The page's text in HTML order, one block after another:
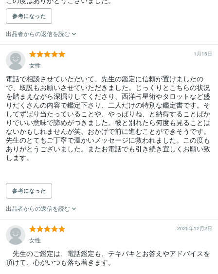
参考になった
出品者からの返信を読む
1月15日
女性
電話で相談させていただいて、先生の鑑定に信頼が置けましたの
で、取説もお願いさせていただきました。じっくりとこちらの状況
を踏まえながら深掘りしてくださり、西洋占星術やタロットなど盛
りだくさんの内容で鑑定下さり、二人だけの特別な鑑定書です。そ
してずばり当たっていることや、やっぱりね、と納得することばか
りでいい意味で諦めがつきました。彼と別れたら何度も見ることは
ないかもしれませんが笑、おかげで前に進むことができそうです。
先生のとてもご丁寧で温かいメッセージに救われました。この度も
ありがとうございました。またお電話でも引き続き宜しくお願い致
します。
参考になった
出品者からの返信を読む
2025年12月2日
女性
先生のご鑑定は、電話鑑定も、テキパキとお答えやアドバイスを
頂けて、心がいつも落ち着きます。